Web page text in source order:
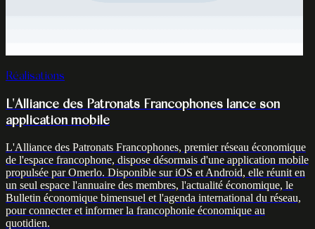
Réalisations
L'Alliance des Patronats Francophones lance son
application mobile
L'Alliance des Patronats Francophones, premier réseau économique
de l'espace francophone, dispose désormais d'une application mobile
propulsée par Omerlo. Disponible sur iOS et Android, elle réunit en
un seul espace l'annuaire des membres, l'actualité économique, le
Bulletin économique bimensuel et l'agenda international du réseau,
pour connecter et informer la francophonie économique au
quotidien.